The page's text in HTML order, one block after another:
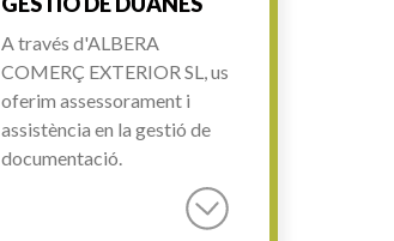
A través d'ALBERA
COMERÇ EXTERIOR SL, us
oferim assessorament i
assistència en la gestió de
documentació.